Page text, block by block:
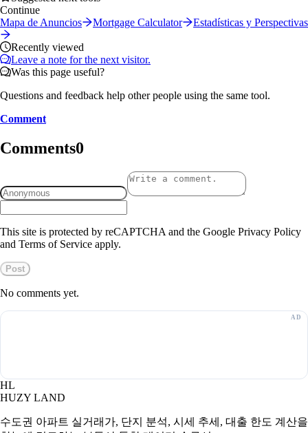
Continue
Mapa de Anuncios
Mortgage Calculator Estadísticas y Perspectivas
Recently viewed
Leave a note for the next visitor.
Was this page useful?
Questions and feedback help other people using the same tool.
Comment
Comments0
This site is protected by reCAPTCHA and the Google Privacy Policy
and Terms of Service apply.
Post
No comments yet.
HL
HUZY LAND
수도권 아파트 실거래가, 단지 분석, 시세 추세, 대출 한도 계산을